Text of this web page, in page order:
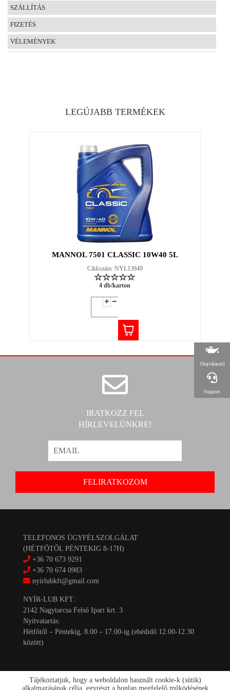
SZÁLLÍTÁS
FIZETÉS
VÉLEMÉNYEK
LEGÚJABB TERMÉKEK
MANNOL 7501 CLASSIC 10W40 5L
Cikkszám: NYL13949
4 db/karton
IRATKOZZ FEL
HÍRLEVELÜNKRE!
TELEFONOS ÜGYFÉLSZOLGÁLAT
(HÉTFŐTŐL PÉNTEKIG 8-17H)
+36 70 673 9291
+36 70 674 0983
nyirlubkft@gmail.com
NYÍR-LUB KFT.:
2142 Nagytarcsa Felső Ipari krt. 3
Nyitvatartás:
Hétfőtől – Péntekig, 8.00 – 17.00-ig (ebédidő 12.00-12.30
között)
Olajválasztó
Support
Tájékoztatjuk, hogy a weboldalon használt cookie-k (sütik)
alkalmazásának célja, egyrészt a honlap megfelelő működésének